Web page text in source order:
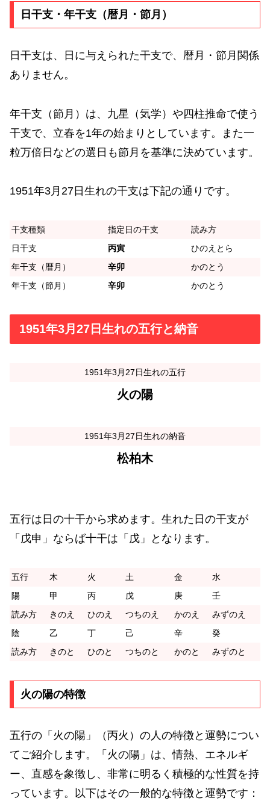
日干支・年干支（暦月・節月）
日干支は、日に与えられた干支で、暦月・節月関係
ありません。
年干支（節月）は、九星（気学）や四柱推命で使う
干支で、立春を1年の始まりとしています。また一
粒万倍日などの選日も節月を基準に決めています。
1951年3月27日生れの干支は下記の通りです。
干支種類 指定日の干支
読み方
日干支
丙寅
ひのえとら
年干支（暦月）
辛卯
かのとう
年干支（節月）
辛卯 かのとう
1951年3月27日生れの五行と納音
1951年3月27日生れの五行
火の陽
1951年3月27日生れの納音
松柏木
五行は日の十干から求めます。生れた日の干支が
「戊申」ならば十干は「戊」となります。
五行 木 火 土 金
水
陽
甲 丙 戊 庚
壬
読み方
きのえ ひのえ つちのえ かのえ
みずのえ
陰
乙 丁 己 辛
癸
読み方
きのと ひのと つちのと かのと みずのと
火の陽の特徴
五行の「火の陽」（丙火）の人の特徴と運勢につい
てご紹介します。「火の陽」は、情熱、エネルギ
ー、直感を象徴し、非常に明るく積極的な性質を持
っています。以下はその一般的な特徴と運勢です：